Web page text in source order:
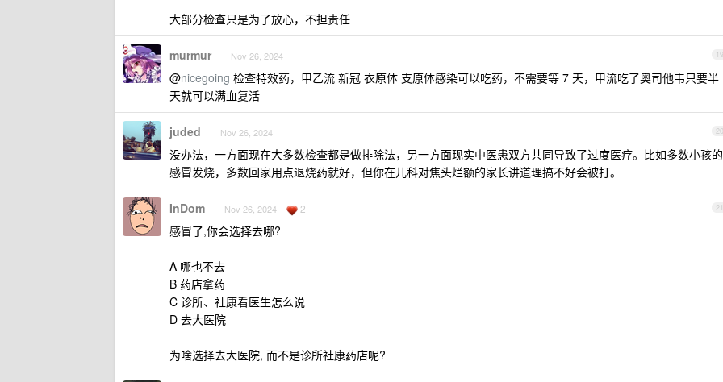
大部分检查只是为了放心，不担责任
19
murmur Nov 26, 2024
@nicegoing 检查特效药，甲乙流 新冠 衣原体 支原体感染可以吃药，不需要等 7 天，甲流吃了奥司他韦只要半
天就可以满血复活
20
juded Nov 26, 2024
没办法，一方面现在大多数检查都是做排除法，另一方面现实中医患双方共同导致了过度医疗。比如多数小孩的
感冒发烧，多数回家用点退烧药就好，但你在儿科对焦头烂额的家长讲道理搞不好会被打。
21
InDom Nov 26, 2024 2
感冒了,你会选择去哪?
A 哪也不去
B 药店拿药
C 诊所、社康看医生怎么说
D 去大医院
为啥选择去大医院, 而不是诊所社康药店呢?